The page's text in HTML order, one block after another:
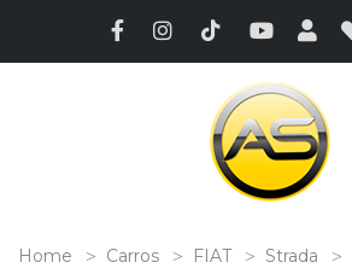
Home Carros FIAT Strada